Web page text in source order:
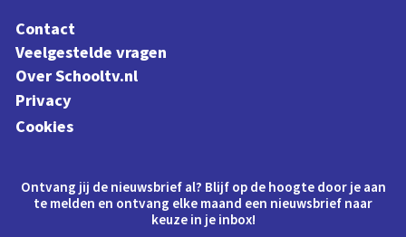
Contact
Veelgestelde vragen
Over Schooltv.nl
Privacy
Cookies
Ontvang jij de nieuwsbrief al? Blijf op de hoogte door je aan
te melden en ontvang elke maand een nieuwsbrief naar
keuze in je inbox!